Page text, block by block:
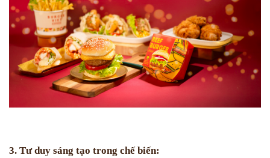
3. Tư duy sáng tạo trong chế biến: